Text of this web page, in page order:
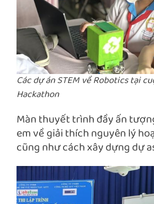
Các dự án STEM về Robotics tại
Hackathon
Màn thuyết trình đầy ấn
em về giải thích nguyên lý
cũng như cách xây dựng dự